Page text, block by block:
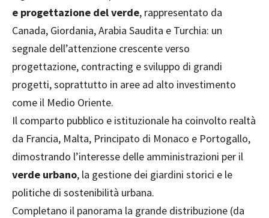
e progettazione del verde, rappresentato da
Canada, Giordania, Arabia Saudita e Turchia: un
segnale dell’attenzione crescente verso
progettazione, contracting e sviluppo di grandi
progetti, soprattutto in aree ad alto investimento
come il Medio Oriente.
Il comparto pubblico e istituzionale ha coinvolto realtà
da Francia, Malta, Principato di Monaco e Portogallo,
dimostrando l’interesse delle amministrazioni per il
verde urbano, la gestione dei giardini storici e le
politiche di sostenibilità urbana.
Completano il panorama la grande distribuzione (da